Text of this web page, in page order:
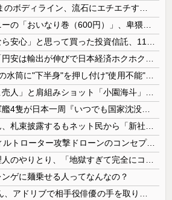
Anduril社が自律型ティルトローター攻撃ドローンのコンセプトで衝撃を与える！
ゲに麺乗せる人ってなんなの？